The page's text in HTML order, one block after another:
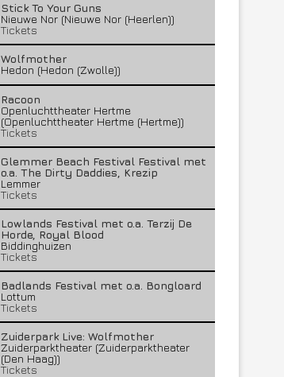
Stick To Your Guns
Nieuwe Nor (Nieuwe Nor (Heerlen))
Tickets
Wolfmother
Hedon (Hedon (Zwolle))
Racoon
Openluchttheater Hertme
(Openluchttheater Hertme (Hertme))
Tickets
Glemmer Beach Festival Festival met
o.a. The Dirty Daddies, Krezip
Lemmer
Tickets
Lowlands Festival met o.a. Terzij De
Horde, Royal Blood
Biddinghuizen
Tickets
Badlands Festival met o.a. Bongloard
Lottum
Tickets
Zuiderpark Live: Wolfmother
Zuiderparktheater (Zuiderparktheater
(Den Haag))
Tickets